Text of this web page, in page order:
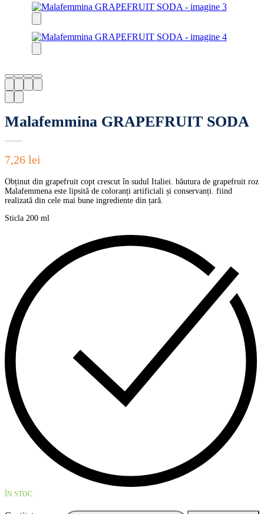
Malafemmina GRAPEFRUIT SODA
7,26 lei
Obținut din grapefruit copt crescut în sudul Italiei. băutura de grapefruit roz
Malafemmena este lipsită de coloranți artificiali și conservanți. fiind
realizată din cele mai bune ingrediente din țară.
Sticla 200 ml
ÎN STOC